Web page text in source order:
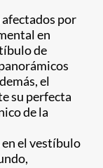
por
en
de
el
su perfecta
de la
el vestíbulo